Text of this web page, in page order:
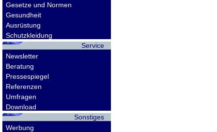
Gesetze und Normen
Gesundheit
Ausrüstung
Schutzkleidung
Service
Newsletter
Beratung
Pressespiegel
Referenzen
Umfragen
Download
Sonstiges
Werbung